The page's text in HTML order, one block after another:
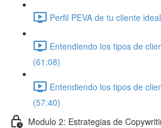
Perfil PEVA de tu cliente
Entendiendo los tipos de
(61:08)
Entendiendo los tipos de
(57:40)
Modulo 2: Estrategias de